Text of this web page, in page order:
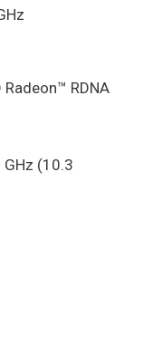
RDNA
GHz (10.3